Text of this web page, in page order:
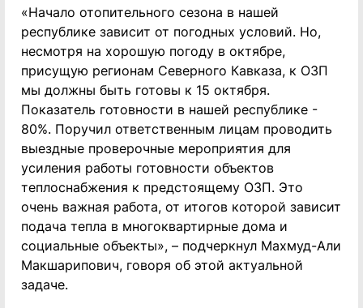
«Начало отопительного сезона в нашей
республике зависит от погодных условий. Но,
несмотря на хорошую погоду в октябре,
присущую регионам Северного Кавказа, к ОЗП
мы должны быть готовы к 15 октября.
Показатель готовности в нашей республике -
80%. Поручил ответственным лицам проводить
выездные проверочные мероприятия для
усиления работы готовности объектов
теплоснабжения к предстоящему ОЗП. Это
очень важная работа, от итогов которой зависит
подача тепла в многоквартирные дома и
социальные объекты», – подчеркнул Махмуд-Али
Макшарипович, говоря об этой актуальной
задаче.